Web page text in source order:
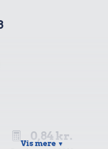
0,84 kr.
Vis mere ▼